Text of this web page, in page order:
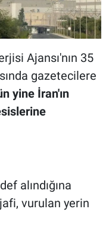
Ajansı'nın 35
gazetecilere
yine İran'ın
alındığına
vurulan yerin